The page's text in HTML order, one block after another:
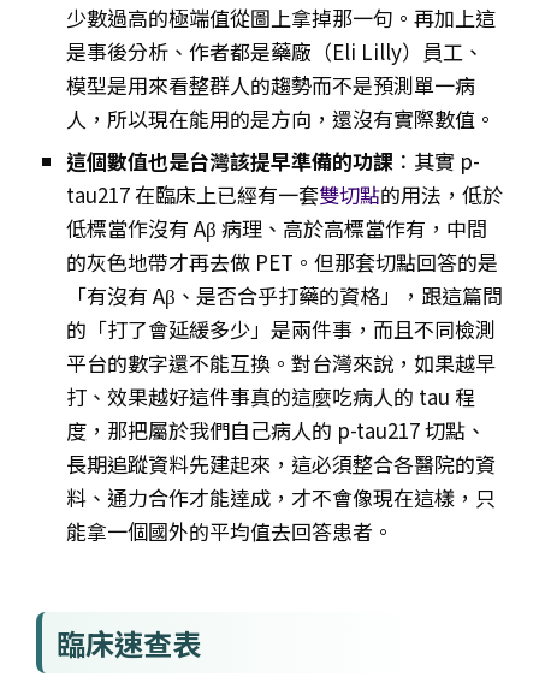
少數過高的極端值從圖上拿掉那一句。再加上這
是事後分析、作者都是藥廠（Eli Lilly）員工、
模型是用來看整群人的趨勢而不是預測單一病
人，所以現在能用的是方向，還沒有實際數值。
這個數值也是台灣該提早準備的功課 ：其實 p-
tau217 在臨床上已經有一套雙切點的用法，低於
低標當作沒有 Aβ 病理、高於高標當作有，中間
的灰色地帶才再去做 PET。但那套切點回答的是
「有沒有 Aβ、是否合乎打藥的資格」，跟這篇問
的「打了會延緩多少」是兩件事，而且不同檢測
平台的數字還不能互換。對台灣來說，如果越早
打、效果越好這件事真的這麼吃病人的 tau 程
度，那把屬於我們自己病人的 p-tau217 切點、
長期追蹤資料先建起來，這必須整合各醫院的資
料、通力合作才能達成，才不會像現在這樣，只
能拿一個國外的平均值去回答患者。
臨床速查表